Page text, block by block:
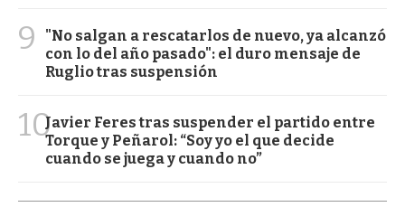
9
"No salgan a rescatarlos de nuevo, ya alcanzó
con lo del año pasado": el duro mensaje de
Ruglio tras suspensión
10Javier Feres tras suspender el partido entre
Torque y Peñarol: “Soy yo el que decide
cuando se juega y cuando no”